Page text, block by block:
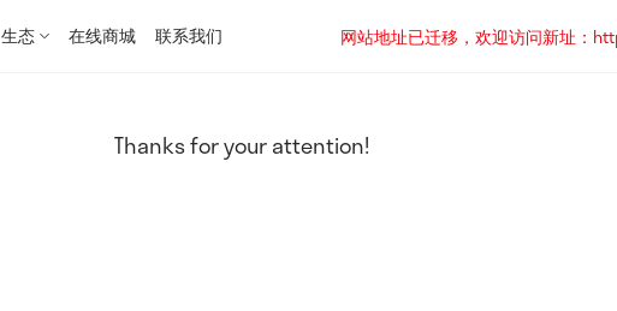
生态 在线商城 联系我们
网站地址已迁移，欢迎访问新址：
Thanks for your attention!